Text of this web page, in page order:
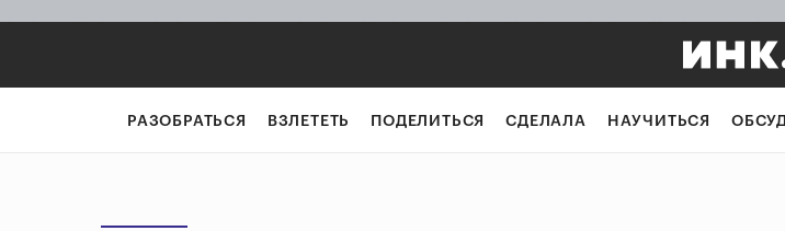
РАЗОБРАТЬСЯ ВЗЛЕТЕТЬ ПОДЕЛИТЬСЯ СДЕЛАЛА НАУЧИТЬСЯ